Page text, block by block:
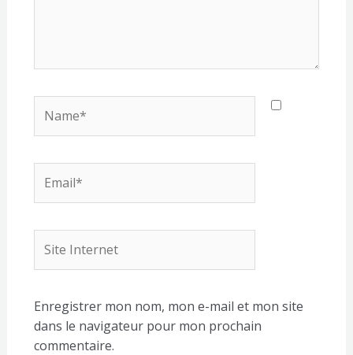
Internet
Enregistrer mon nom, mon e-mail et mon site
dans le navigateur pour mon prochain
commentaire.